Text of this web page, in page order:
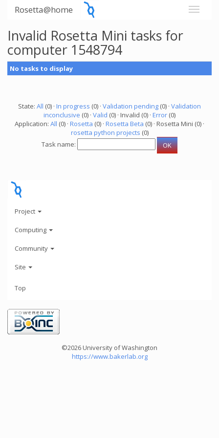
Rosetta@home
Invalid Rosetta Mini tasks for
computer 1548794
No tasks to display
State: All (0) · In progress (0) · Validation pending (0) · Validation
inconclusive (0) · Valid (0) · Invalid (0) · Error (0)
Application: All (0) · Rosetta (0) · Rosetta Beta (0) · Rosetta Mini (0) ·
rosetta python projects (0)
Task name:
Project
Computing
Community
Site
Top
©2026 University of Washington
https://www.bakerlab.org